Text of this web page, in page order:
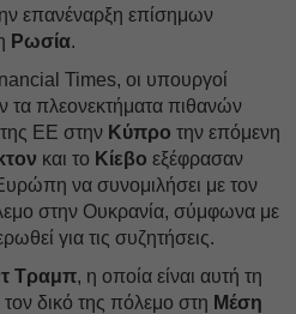
επανέναρξη επίσημων
Ρωσία.
Times, οι υπουργοί
τα πλεονεκτήματα πιθανών
ΕΕ στην Κύπρο την επόμενη
και το Κίεβο εξέφρασαν
να συνομιλήσει με τον
στην Ουκρανία, σύμφωνα με
για τις συζητήσεις.
Τραμπ, η οποία είναι αυτή τη
δικό της πόλεμο στη Μέση